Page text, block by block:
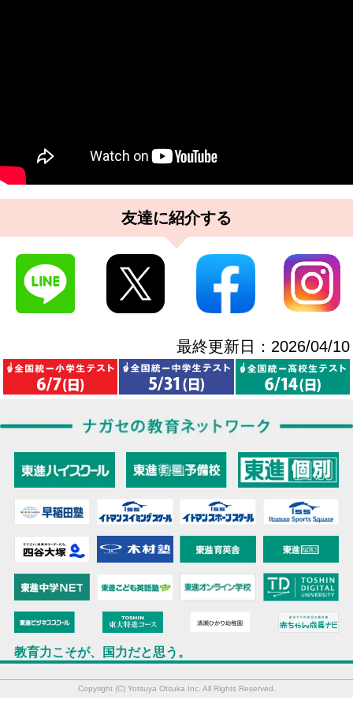
友達に紹介する
最終更新日： 2026/04/10
教育力こそが、国力だと思う。
Copyright (C) Yotsuya Otsuka Inc. All Rights Reserved.